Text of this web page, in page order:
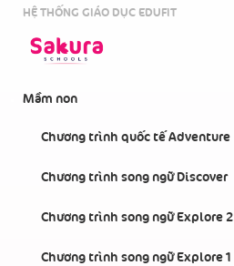
HỆ THỐNG GIÁO DỤC EDUFIT
Mầm non
Chương trình quốc tế Adventure
Chương trình song ngữ Discover
Chương trình song ngữ Explore 2
Chương trình song ngữ Explore 1